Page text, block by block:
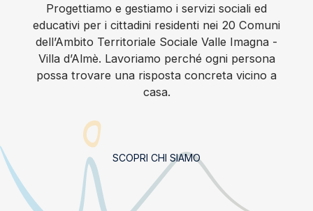
Progettiamo e gestiamo i servizi sociali ed
educativi per i cittadini residenti nei 20 Comuni
dell’Ambito Territoriale Sociale Valle Imagna -
Villa d’Almè. Lavoriamo perché ogni persona
possa trovare una risposta concreta vicino a
casa.
SCOPRI CHI SIAMO